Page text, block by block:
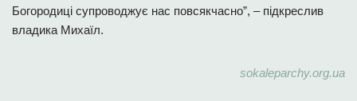
Богородиці супроводжує нас повсякчасно”, – підкреслив
владика Михаїл.
sokaleparchy.org.ua